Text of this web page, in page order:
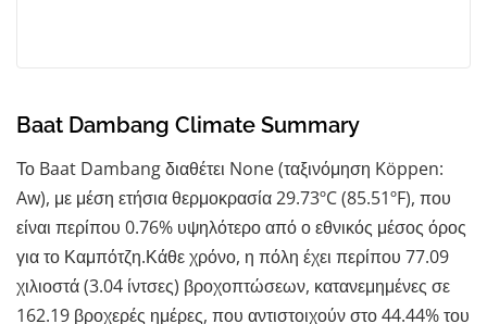
Baat Dambang Climate Summary
Το Baat Dambang διαθέτει None (ταξινόμηση Köppen:
Aw), με μέση ετήσια θερμοκρασία 29.73ºC (85.51ºF), που
είναι περίπου 0.76% υψηλότερο από ο εθνικός μέσος όρος
για το Καμπότζη.Κάθε χρόνο, η πόλη έχει περίπου 77.09
χιλιοστά (3.04 ίντσες) βροχοπτώσεων, κατανεμημένες σε
162.19 βροχερές ημέρες, που αντιστοιχούν στο 44.44% του